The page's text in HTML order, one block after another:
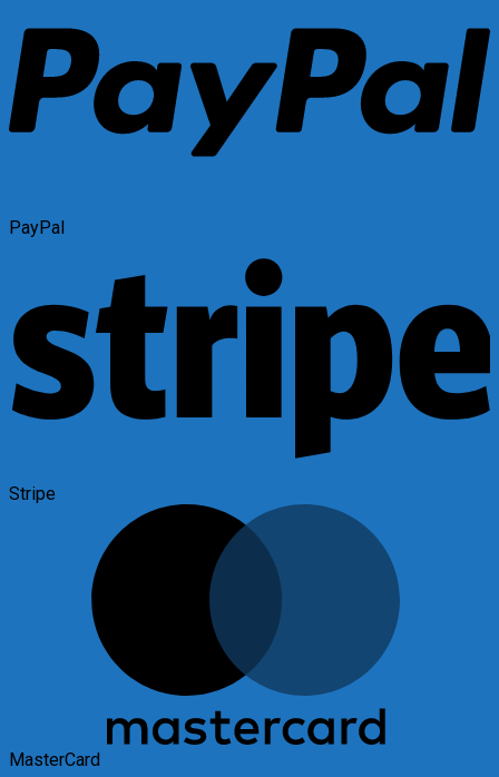
PayPal
Stripe
MasterCard